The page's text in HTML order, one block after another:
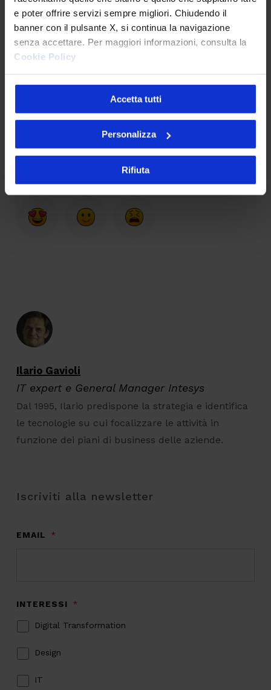
e poter offrire servizi sempre migliori. Chiudendo il
banner con il pulsante X, si continua la navigazione
senza accettare. Per maggiori informazioni, consulta la
Cookie Policy
Accetta tutti
Personalizza
Rifiuta
L’INFORMATICA CHE AIUTA
Sostieni Open Hospital
Cosa ne pensi dell'articolo?
Ilario Gavioli
IT expert e General Manager Intesys
Dal 1995, Ilario predispone la strategia e identifica
le tecnologie su cui focalizzare le attività in
funzione dei piani di business delle aziende.
Iscriviti alla newsletter
EMAIL *
INTERESSI *
Digital Transformation
Design
IT